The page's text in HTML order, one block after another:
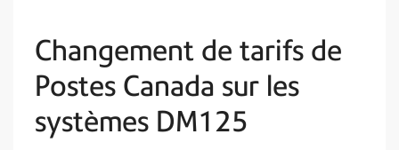
Changement de tarifs de
Postes Canada sur les
systèmes DM125